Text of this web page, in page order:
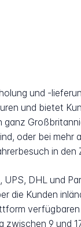
und -
und bietet
oder bei mehr
in den
DHL und
die Kunden
zwischen 9 und